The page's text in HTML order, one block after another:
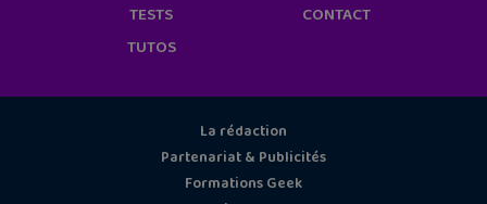
TESTS
TUTOS
CONTACT
La rédaction
Partenariat & Publicités
Formations Geek